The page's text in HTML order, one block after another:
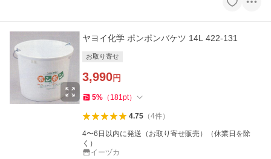
ヤヨイ化学 ポンポンバケツ 14L 422-131
お取り寄せ
3,990円
5% （ 181pt）
4.75（4件）
4〜6日以内に発送（お取り寄せ販売）（休業日を除
く）
イーヅカ